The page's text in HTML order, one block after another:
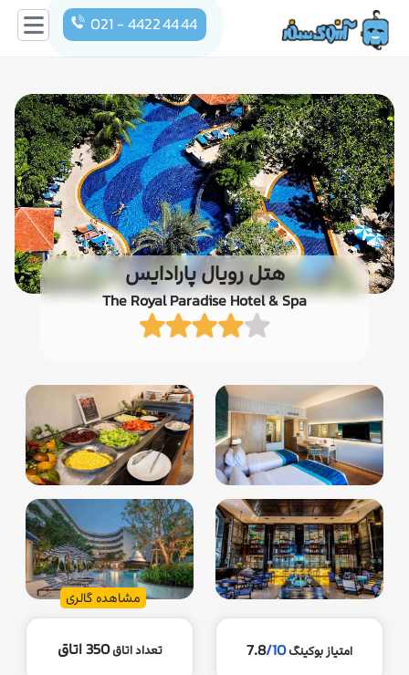
021 - 4422 44 44
هتل رویال پارادایس
The Royal Paradise Hotel & Spa
مشاهده گالری
امتیاز بوکینگ 7.8/10 تعداد اتاق350 اتاق